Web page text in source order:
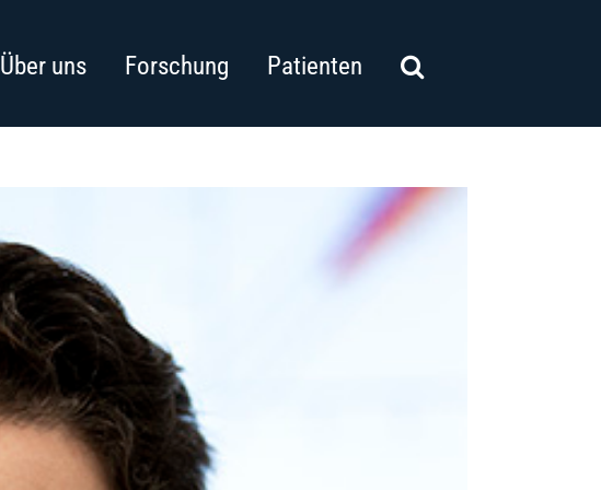
Über uns Forschung Patienten